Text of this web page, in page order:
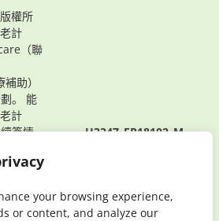
your browsing experience,
or content, and analyze our
權所
計
（聯
助）
。 能
計
簽情
H3347_EP18102_M